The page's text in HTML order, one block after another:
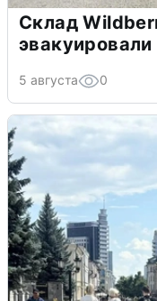
Склад
5 августа 0